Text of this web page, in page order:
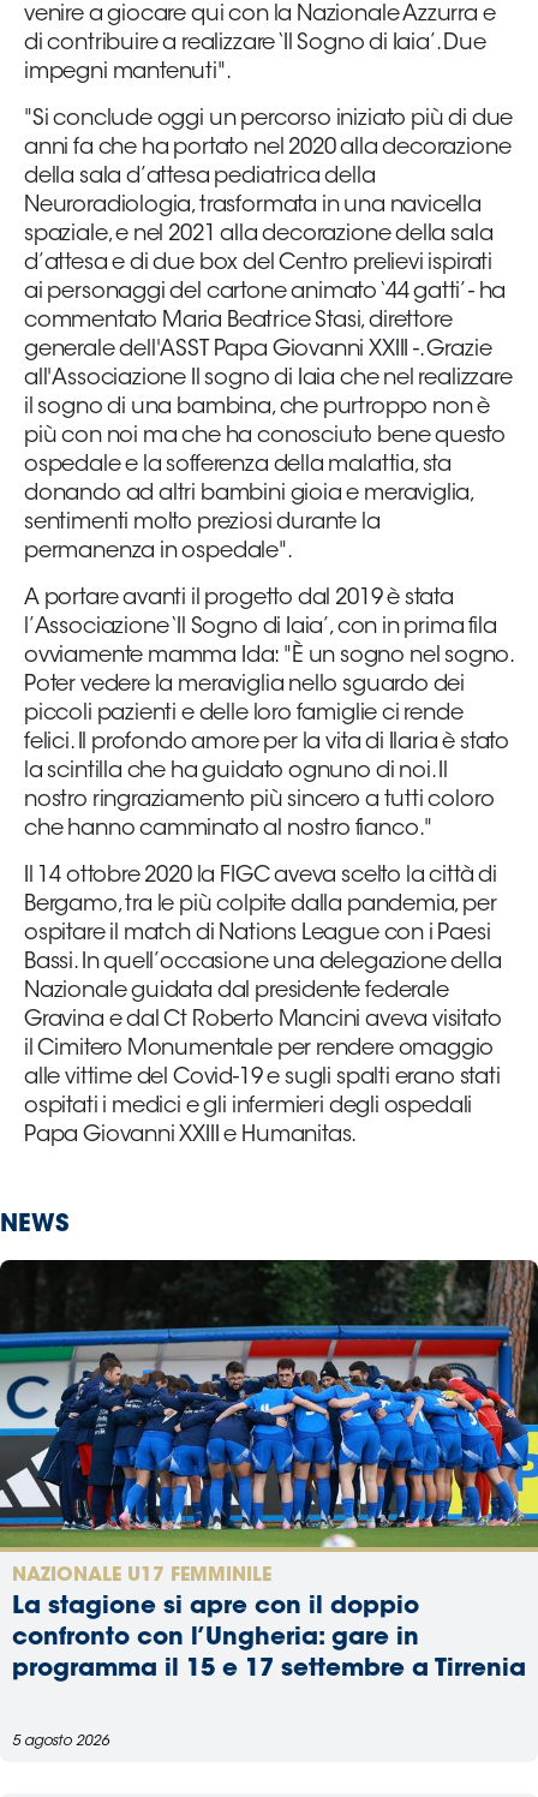
venire a giocare qui con la Nazionale Azzurra e
di contribuire a realizzare ‘Il Sogno di Iaia’. Due
impegni mantenuti".
"Si conclude oggi un percorso iniziato più di due
anni fa che ha portato nel 2020 alla decorazione
della sala d’attesa pediatrica della
Neuroradiologia, trasformata in una navicella
spaziale, e nel 2021 alla decorazione della sala
d’attesa e di due box del Centro prelievi ispirati
ai personaggi del cartone animato ‘44 gatti’ - ha
commentato Maria Beatrice Stasi, direttore
generale dell'ASST Papa Giovanni XXIII -. Grazie
all'Associazione Il sogno di Iaia che nel realizzare
il sogno di una bambina, che purtroppo non è
più con noi ma che ha conosciuto bene questo
ospedale e la sofferenza della malattia, sta
donando ad altri bambini gioia e meraviglia,
sentimenti molto preziosi durante la
permanenza in ospedale".
A portare avanti il progetto dal 2019 è stata
l’Associazione ‘Il Sogno di Iaia’, con in prima fila
ovviamente mamma Ida: "È un sogno nel sogno.
Poter vedere la meraviglia nello sguardo dei
piccoli pazienti e delle loro famiglie ci rende
felici. Il profondo amore per la vita di Ilaria è stato
la scintilla che ha guidato ognuno di noi. Il
nostro ringraziamento più sincero a tutti coloro
che hanno camminato al nostro fianco."
Il 14 ottobre 2020 la FIGC aveva scelto la città di
Bergamo, tra le più colpite dalla pandemia, per
ospitare il match di Nations League con i Paesi
Bassi. In quell’occasione una delegazione della
Nazionale guidata dal presidente federale
Gravina e dal Ct Roberto Mancini aveva visitato
il Cimitero Monumentale per rendere omaggio
alle vittime del Covid-19 e sugli spalti erano stati
ospitati i medici e gli infermieri degli ospedali
Papa Giovanni XXIII e Humanitas.
NEWS
NAZIONALE U17 FEMMINILE
La stagione si apre con il doppio
confronto con l’Ungheria: gare in
programma il 15 e 17 settembre a Tirrenia
5 agosto 2026